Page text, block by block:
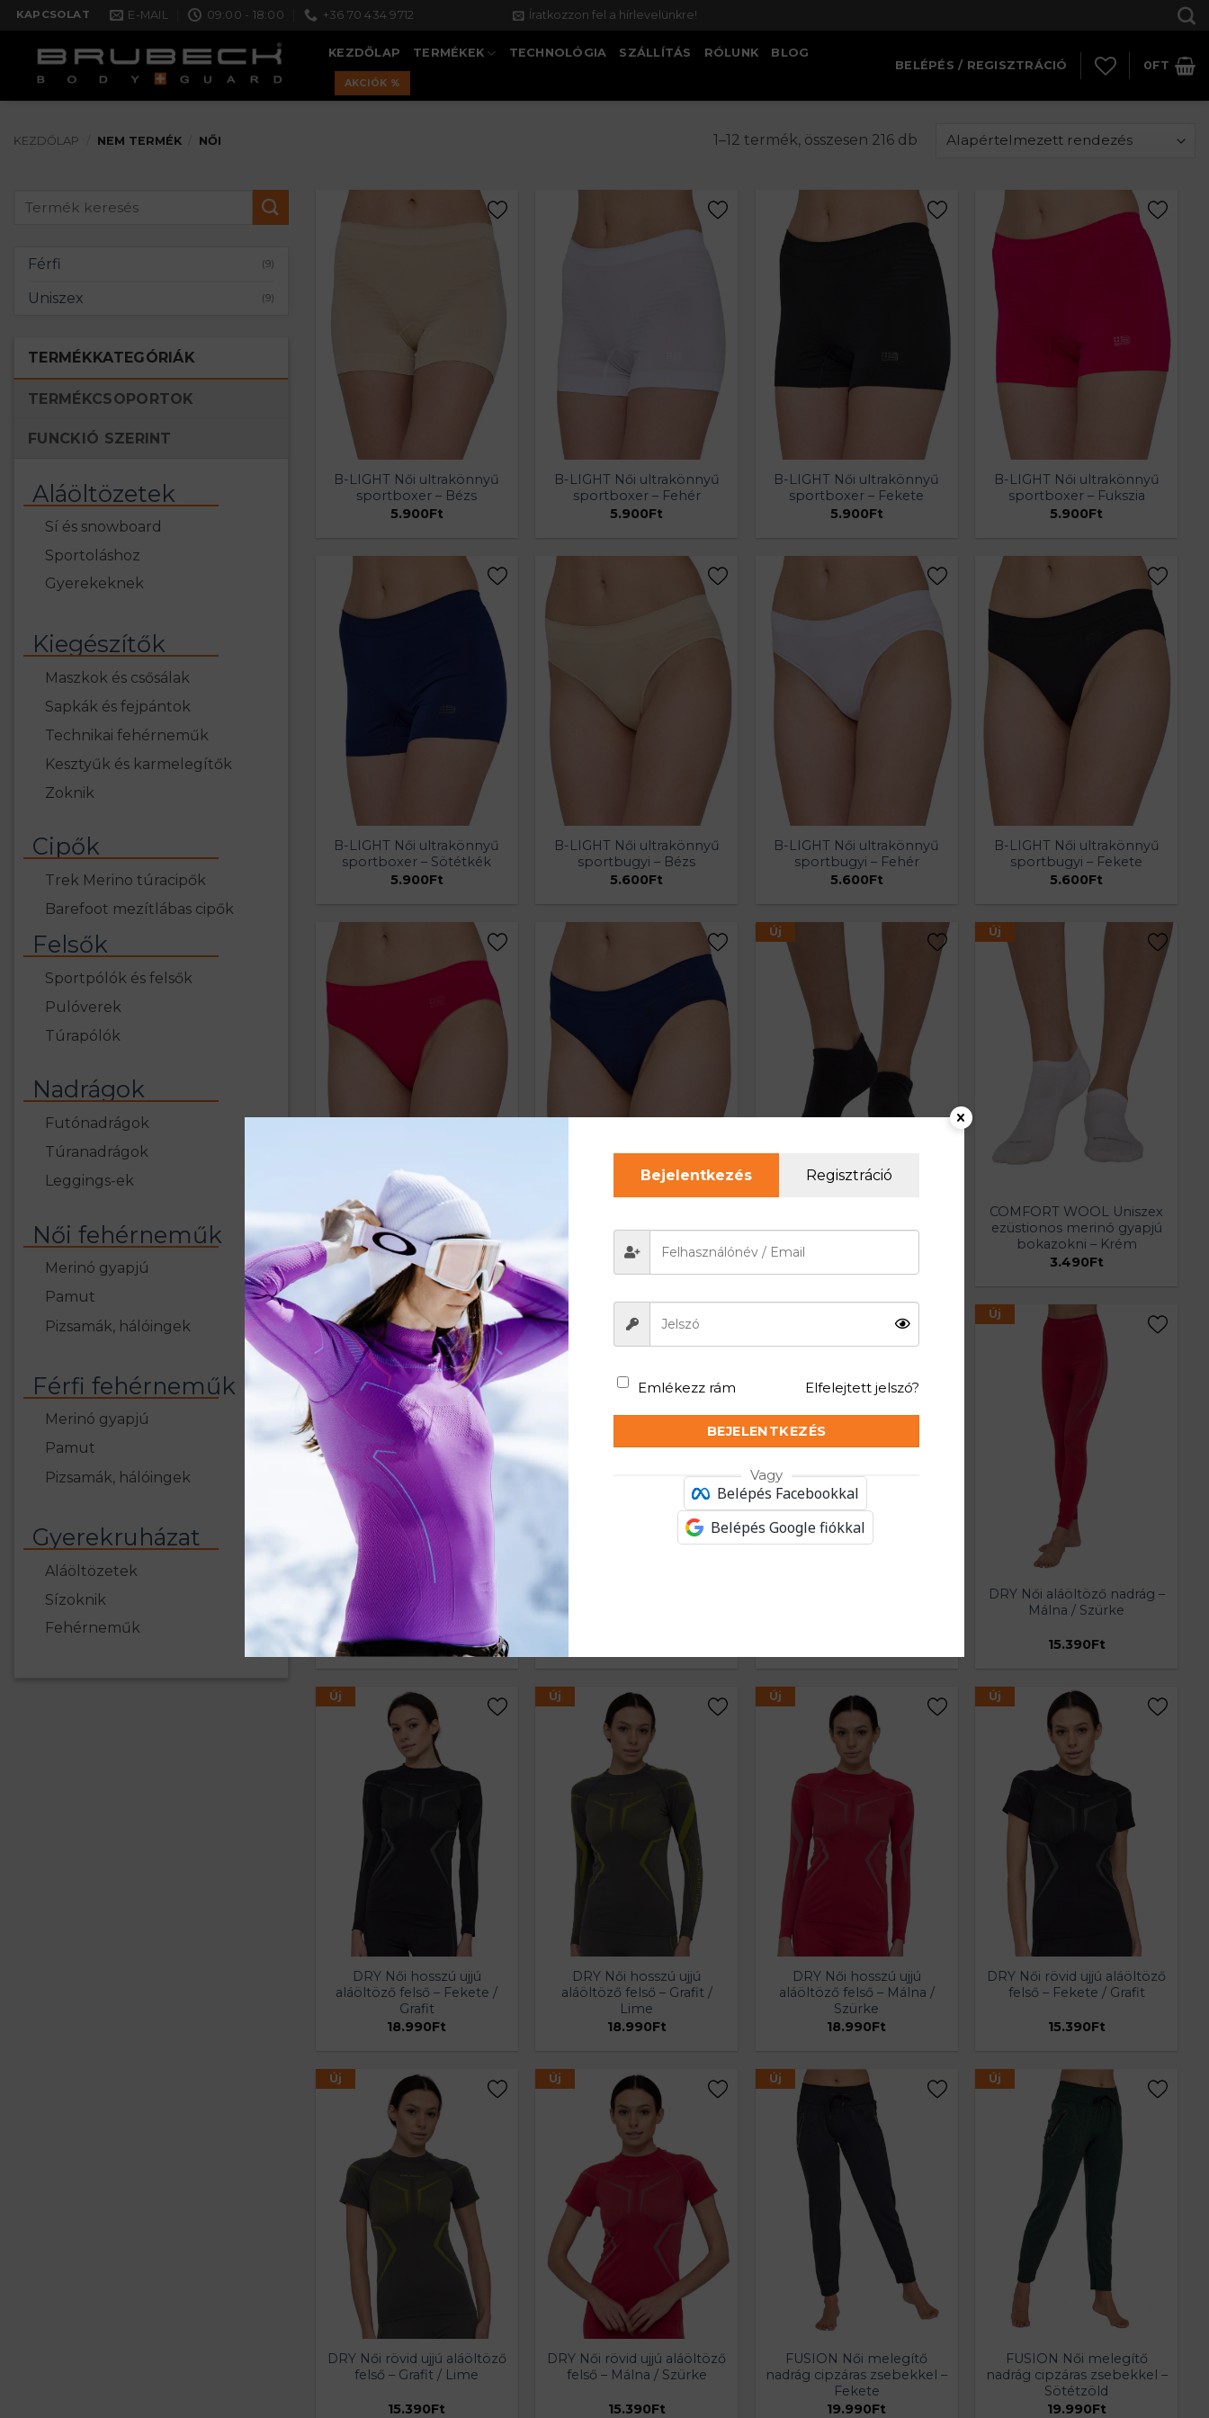
Skip
content
KAPCSOLAT E-MAIL 09:00 - 18:00 +36 70 434 9712 Íratkozzon fel a hírlevelünkre!
KEZDŐLAP TERMÉKEK TECHNOLÓGIA SZÁLLÍTÁS RÓLUNK BLOG
AKCIÓK %
BELÉPÉS / REGISZTRÁCIÓ 0FT
KEZDŐLAP NEM TERMÉK NŐI 1–12 termék, összesen 216 db
Keresés
Férfi
(9)
Uniszex (9)
TERMÉKKATEGÓRIÁK
TERMÉKCSOPORTOK
FUNCKIÓ SZERINT
Aláöltözetek
Sí és snowboard
Sportoláshoz
Gyerekeknek
Kiegészítők
Maszkok és csősálak
Sapkák és fejpántok
Technikai fehérneműk
Kesztyűk és karmelegítők
Zoknik
Cipők
Trek Merino túracipők
Barefoot mezítlábas cipők
Felsők
Sportpólók és felsők
Pulóverek
Túrapólók
Nadrágok
Futónadrágok
Túranadrágok
Leggings-ek
Női fehérneműk
Merinó gyapjú
Pamut
Pizsamák, hálóingek
Férfi fehérneműk
Merinó gyapjú
Pamut
Pizsamák, hálóingek
Gyerekruházat
Aláöltözetek
Sízoknik
Fehérneműk
B-LIGHT Női ultrakönnyű
sportboxer – Bézs
5.900Ft
B-LIGHT Női ultrakönnyű
sportboxer – Fehér
5.900Ft
B-LIGHT Női ultrakönnyű
sportboxer – Fekete
5.900Ft
B-LIGHT Női ultrakönnyű
sportboxer – Fukszia
5.900Ft
B-LIGHT Női ultrakönnyű
sportboxer – Sötétkék
5.900Ft
B-LIGHT Női ultrakönnyű
sportbugyi – Bézs
5.600Ft
B-LIGHT Női ultrakönnyű
sportbugyi – Fehér
5.600Ft
B-LIGHT Női ultrakönnyű
sportbugyi – Fekete
5.600Ft
B-LIGHT Női ultrakönnyű
sportbugyi – Fukszia
5.600 Ft
sportbugyi – Sötétkék
5.600 Ft
Új
ezüstionos merinó gyapjú
bokazokni – Fekete
Új
COMFORT WOOL Uniszex
ezüstionos merinó gyapjú
bokazokni – Krém
3.490Ft
Új
COMFORT WOOL Uniszex
ezüstionos merinó gyapjú
bokazokni – Szürke
3.490Ft
Új Új
DRY Női aláöltöző nadrág –
Málna / Szürke
15.390Ft
Új
DRY Női hosszú ujjú
aláöltöző felső – Fekete /
Grafit
18.990Ft
Új
DRY Női hosszú ujjú
aláöltöző felső – Grafit /
Lime
18.990Ft
Új
DRY Női hosszú ujjú
aláöltöző felső – Málna /
Szürke
18.990Ft
Új
DRY Női rövid ujjú aláöltöző
felső – Fekete / Grafit
15.390Ft
Új
DRY Női rövid ujjú aláöltöző
felső – Grafit / Lime
15.390Ft
Új
DRY Női rövid ujjú aláöltöző
felső – Málna / Szürke
15.390Ft
Új
FUSION Női melegítő
nadrág cipzáras zsebekkel –
Fekete
19.990Ft
Új
FUSION Női melegítő
nadrág cipzáras zsebekkel –
Sötétzöld
19.990Ft
Bejelentkezés Regisztráció
Emlékezz rám Elfelejtett jelszó?
BEJELENTKEZÉS
Vagy
Belépés Facebookkal
Belépés Google fiókkal